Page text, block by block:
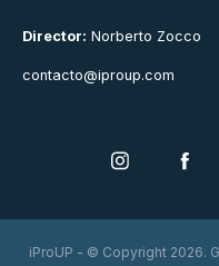
Director: Norberto Zocco
contacto@iproup.com
iProUP - © Copyright 2026.